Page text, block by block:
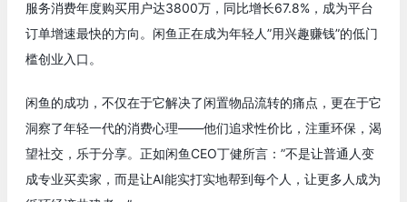
服务消费年度购买用户达3800万，同比增长67.8%，成为平台
订单增速最快的方向。闲鱼正在成为年轻人”用兴趣赚钱”的低门
槛创业入口。
闲鱼的成功，不仅在于它解决了闲置物品流转的痛点，更在于它
洞察了年轻一代的消费心理——他们追求性价比，注重环保，渴
望社交，乐于分享。正如闲鱼CEO丁健所言：”不是让普通人变
成专业买卖家，而是让AI能实打实地帮到每个人，让更多人成为